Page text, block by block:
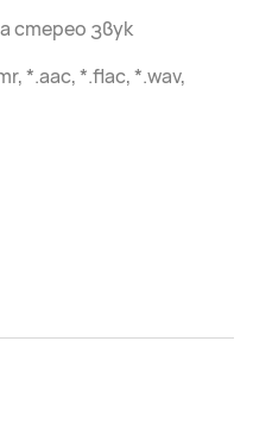
стерео звук
*.aac, *.flac, *.wav,